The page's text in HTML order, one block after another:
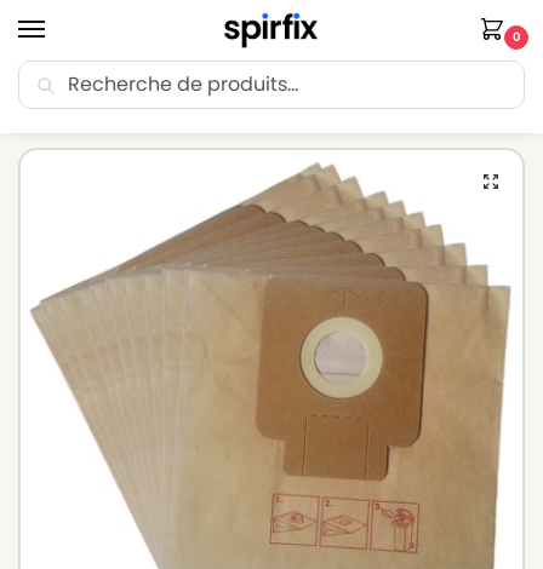
0
🚚 Livraison Point Relais offerte dès 30€ d’achat.